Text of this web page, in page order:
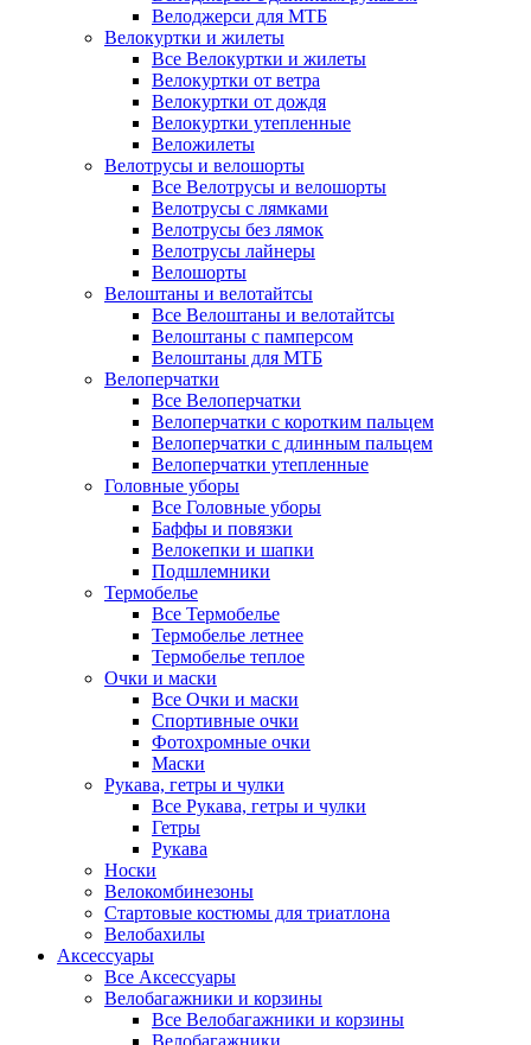
Велоджерси для МТБ
Велокуртки и жилеты
Все Велокуртки и жилеты
Велокуртки от ветра
Велокуртки от дождя
Велокуртки утепленные
Веложилеты
Велотрусы и велошорты
Все Велотрусы и велошорты
Велотрусы с лямками
Велотрусы без лямок
Велотрусы лайнеры
Велошорты
Велоштаны и велотайтсы
Все Велоштаны и велотайтсы
Велоштаны с памперсом
Велоштаны для МТБ
Велоперчатки
Все Велоперчатки
Велоперчатки с коротким пальцем
Велоперчатки с длинным пальцем
Велоперчатки утепленные
Головные уборы
Все Головные уборы
Баффы и повязки
Велокепки и шапки
Подшлемники
Термобелье
Все Термобелье
Термобелье летнее
Термобелье теплое
Очки и маски
Все Очки и маски
Спортивные очки
Фотохромные очки
Маски
Рукава, гетры и чулки
Все Рукава, гетры и чулки
Гетры
Рукава
Носки
Велокомбинезоны
Стартовые костюмы для триатлона
Велобахилы
Аксессуары
Все Аксессуары
Велобагажники и корзины
Все Велобагажники и корзины
Велобагажники